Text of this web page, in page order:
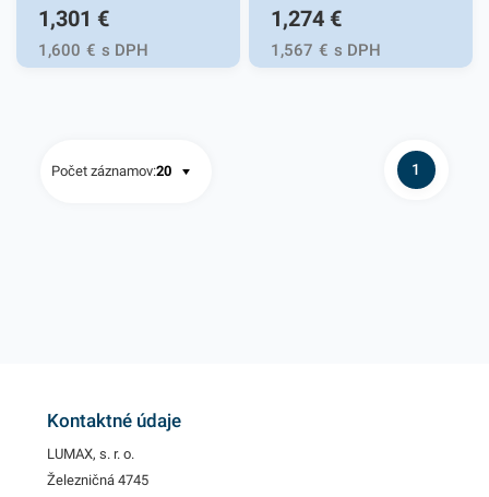
1,301 €
1,600 € s DPH
1,274 €
1,567 € s DPH
Počet záznamov: 1
Kontaktné údaje
LUMAX, s. r. o.
Železničná 4745